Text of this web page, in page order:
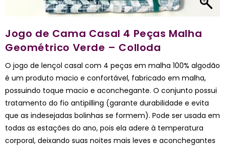
Jogo de Cama Casal 4 Peças Malha
Geométrico Verde – Colloda
O jogo de lençol casal com 4 peças em malha 100% algodão
é um produto macio e confortável, fabricado em malha,
possuindo toque macio e aconchegante. O conjunto possui
tratamento do fio antipilling (garante durabilidade e evita
que as indesejadas bolinhas se formem). Pode ser usada em
todas as estações do ano, pois ela adere à temperatura
corporal, deixando suas noites mais leves e aconchegantes